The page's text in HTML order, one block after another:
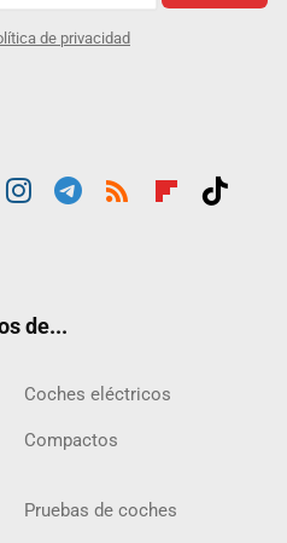
de privacidad
de...
Coches eléctricos
Compactos
Pruebas de coches